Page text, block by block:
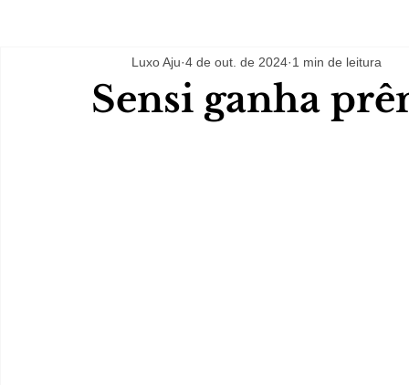
Sensi ganha
Luxo Aju 4 de out. de 2024 1 min de leitura